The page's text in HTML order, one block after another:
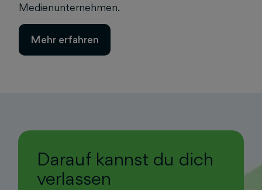
Medienunternehmen.
Mehr erfahren
Darauf kannst du dich
verlassen